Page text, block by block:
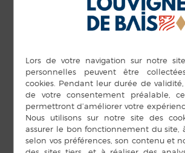
Sous réserve de contrainte COVID-19
DÉTAILS
Date :
16 novembre 2020
LIEU
La Rozell
ADSPV